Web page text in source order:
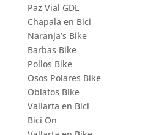
Paz Vial GDL
Chapala en Bici
Naranja’s Bike
Barbas Bike
Pollos Bike
Osos Polares Bike
Oblatos Bike
Vallarta en Bici
Bici On